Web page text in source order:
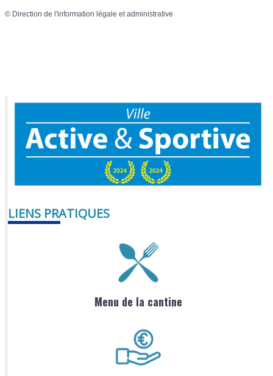
© Direction de l'information légale et administrative
LIENS PRATIQUES
Menu de la cantine